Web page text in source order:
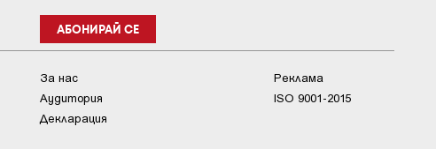
АБОНИРАЙ СЕ
За нас
Реклама
Аудитория
ISO 9001-2015
Декларация